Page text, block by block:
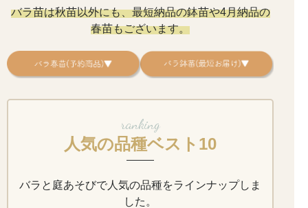
バラ苗は秋苗以外にも、最短納品の鉢苗や4月納品の
春苗もございます。
ranking
人気の品種ベスト10
バラと庭あそびで人気の品種をラインナップしま
した。